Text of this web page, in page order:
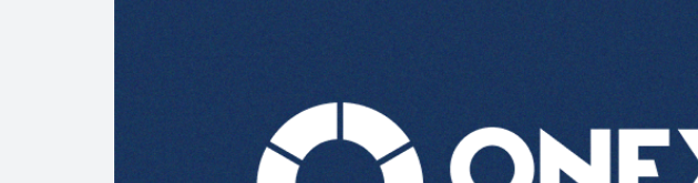
Baja 5% más el precio internacional del
Aumenta la producción de hidrocarburos